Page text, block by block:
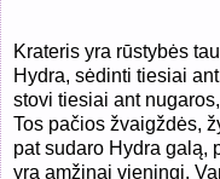
Krateris yra rūstybės
Hydra, sėdinti tiesiai
stovi tiesiai ant
Tos pačios žvaigždės,
pat sudaro Hydra galą,
yra amžinai vieningi.